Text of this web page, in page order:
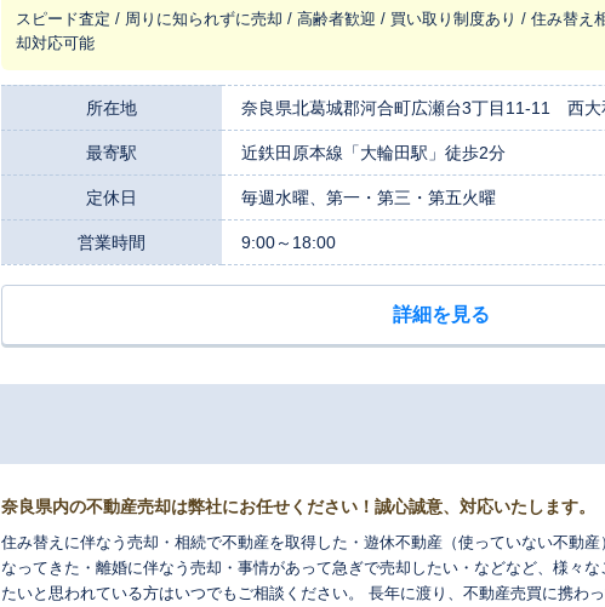
スピード査定 / 周りに知られずに売却 / 高齢者歓迎 / 買い取り制度あり / 住み替え
却対応可能
所在地 奈良県北葛城郡河合町広瀬台3丁目11-11 西大
最寄駅 近鉄田原本線「大輪田駅」徒歩2分
定休日 毎週水曜、第一・第三・第五火曜
営業時間 9:00～18:00
詳細を見る
奈良県内の不動産売却は弊社にお任せください！誠心誠意、対応いたします。
住み替えに伴なう売却・相続で不動産を取得した・遊休不動産（使っていない不動
なってきた・離婚に伴なう売却・事情があって急ぎで売却したい・などなど、様々
たいと思われている方はいつでもご相談ください。 長年に渡り、不動産売買に携わ